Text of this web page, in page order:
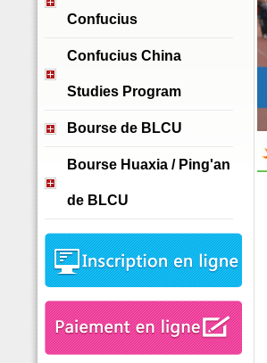
Confucius
Confucius China
Studies Program
Bourse de BLCU
Bourse Huaxia / Ping'an
de BLCU